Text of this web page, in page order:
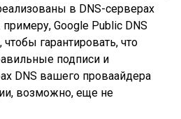
в DNS-серверах
Google Public DNS
гарантировать, что
подписи и
DNS вашего проваайдера
возможно, еще не